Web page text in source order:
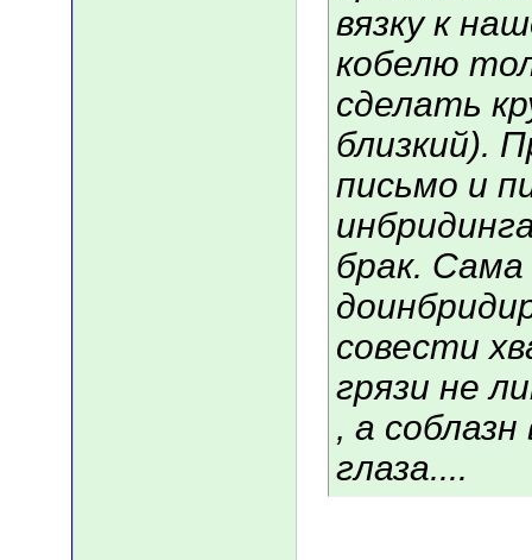
вязку к
кобелю
сделать
близкий).
письмо и
брак.
совести
грязи не
, а
глаза....